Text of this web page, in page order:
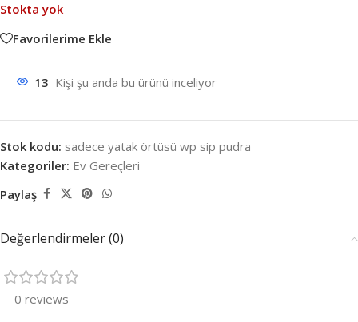
Stokta yok
Favorilerime Ekle
13 Kişi şu anda bu ürünü inceliyor
Stok kodu: sadece yatak örtüsü wp sip pudra
Kategoriler: Ev Gereçleri
Paylaş
Değerlendirmeler (0)
0 reviews